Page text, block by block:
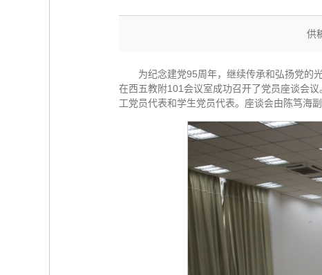
供
为纪念建党95周年，继续传承和弘扬党的
在西五教附101会议室成功召开了党员座谈会
工党员代表和学生党员代表。座谈会由陈笃海副